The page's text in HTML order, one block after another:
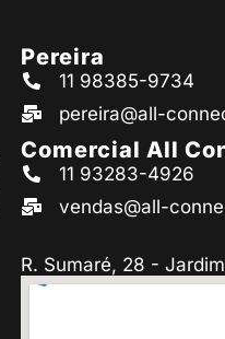
Pereira
11 98385-9734
pereira@all-
Comercial All
11 93283-4926
vendas@all-
R. Sumaré, 28 -